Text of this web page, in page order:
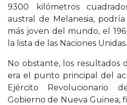
9300 kilómetros
austral de Melanesia,
más joven del mundo, el
la lista de las Naciones Unidas.
No obstante, los resultados
era el punto principal del
Ejército Revolucionario
Gobierno de Nueva Guinea,